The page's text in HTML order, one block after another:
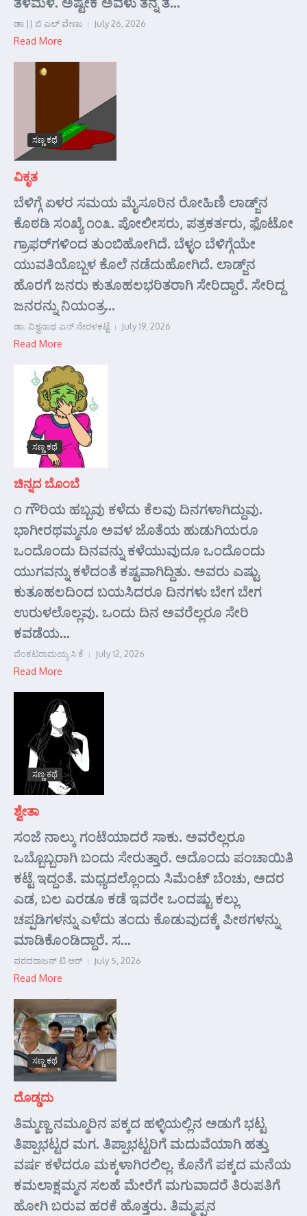
ಡಾ || ಬಿ ಎಲ್ ವೇಣು July 26, 2026
Read More
ಸಣ್ಣ ಕಥೆ
ವಿಕೃತ
ಬೆಳಿಗ್ಗೆ ಏಳರ ಸಮಯ ಮೈಸೂರಿನ ರೋಹಿಣಿ ಲಾಡ್ಜ್‌ನ
ಕೊಠಡಿ ಸಂಖ್ಯೆ ೧೦೩. ಪೋಲೀಸರು, ಪತ್ರಕರ್ತರು, ಫೊಟೋ
ಗ್ರಾಫರ್‌ಗಳಿಂದ ತುಂಬಿಹೋಗಿದೆ. ಬೆಳ್ಳಂ ಬೆಳಿಗ್ಗೆಯೇ
ಯುವತಿಯೊಬ್ಬಳ ಕೊಲೆ ನಡೆದುಹೋಗಿದೆ. ಲಾಡ್ಜ್‌ನ
ಹೊರಗೆ ಜನರು ಕುತೂಹಲಭರಿತರಾಗಿ ಸೇರಿದ್ದಾರೆ. ಸೇರಿದ್ದ
ಜನರನ್ನು ನಿಯಂತ್ರ...
ಡಾ. ವಿಶ್ವನಾಥ ಎನ್ ನೇರಳಕಟ್ಟೆ July 19, 2026
Read More
ಸಣ್ಣ ಕಥೆ
ಚಿನ್ನದ ಬೊಂಬೆ
೧ ಗೌರಿಯ ಹಬ್ಬವು ಕಳೆದು ಕೆಲವು ದಿನಗಳಾಗಿದ್ದುವು.
ಭಾಗೀರಥಮ್ಮನೂ ಅವಳ ಜೊತೆಯ ಹುಡುಗಿಯರೂ
ಒಂದೊಂದು ದಿನವನ್ನು ಕಳೆಯುವುದೂ ಒಂದೊಂದು
ಯುಗವನ್ನು ಕಳೆದಂತೆ ಕಷ್ಟವಾಗಿದ್ದಿತು. ಅವರು ಎಷ್ಟು
ಕುತೂಹಲದಿಂದ ಬಯಸಿದರೂ ದಿನಗಳು ಬೇಗ ಬೇಗ
ಉರುಳಲೊಲ್ಲವು. ಒಂದು ದಿನ ಅವರೆಲ್ಲರೂ ಸೇರಿ
ಕವಡೆಯ...
ವೆಂಕಟರಾಮಯ್ಯ ಸಿ ಕೆ July 12, 2026
Read More
ಸಣ್ಣ ಕಥೆ
ಶ್ವೇತಾ
ಸಂಜೆ ನಾಲ್ಕು ಗಂಟೆಯಾದರೆ ಸಾಕು. ಅವರೆಲ್ಲರೂ
ಒಬ್ಬೊಬ್ಬರಾಗಿ ಬಂದು ಸೇರುತ್ತಾರೆ. ಅದೊಂದು ಪಂಚಾಯಿತಿ
ಕಟ್ಟೆ ಇದ್ದಂತೆ. ಮಧ್ಯದಲ್ಲೊಂದು ಸಿಮೆಂಟ್ ಬೆಂಚು, ಅದರ
ಎಡ, ಬಲ ಎರಡೂ ಕಡೆ ಇವರೇ ಒಂದಷ್ಟು ಕಲ್ಲು
ಚಪ್ಪಡಿಗಳನ್ನು ಎಳೆದು ತಂದು ಕೊಡುವುದಕ್ಕೆ ಪೀಠಗಳನ್ನು
ಮಾಡಿಕೊಂಡಿದ್ದಾರೆ. ಸ...
ವರದರಾಜನ್ ಟಿ ಆರ್ July 5, 2026
Read More
ಸಣ್ಣ ಕಥೆ
ದೊಡ್ಡದು
ತಿಮ್ಮಣ್ಣ ನಮ್ಮೂರಿನ ಪಕ್ಕದ ಹಳ್ಳಿಯಲ್ಲಿನ ಅಡುಗೆ ಭಟ್ಟ
ತಿಪ್ಪಾಭಟ್ಟರ ಮಗ. ತಿಪ್ಪಾಭಟ್ಟರಿಗೆ ಮದುವೆಯಾಗಿ ಹತ್ತು
ವರ್ಷ ಕಳೆದರೂ ಮಕ್ಕಳಾಗಿರಲಿಲ್ಲ. ಕೊನೆಗೆ ಪಕ್ಕದ ಮನೆಯ
ಕಮಲಾಕ್ಷಮ್ಮನ ಸಲಹೆ ಮೇರೆಗೆ ಮಗುವಾದರೆ ತಿರುಪತಿಗೆ
ಹೋಗಿ ಬರುವ ಹರಕೆ ಹೊತ್ತರು. ತಿಮ್ಮಪ್ಪನ